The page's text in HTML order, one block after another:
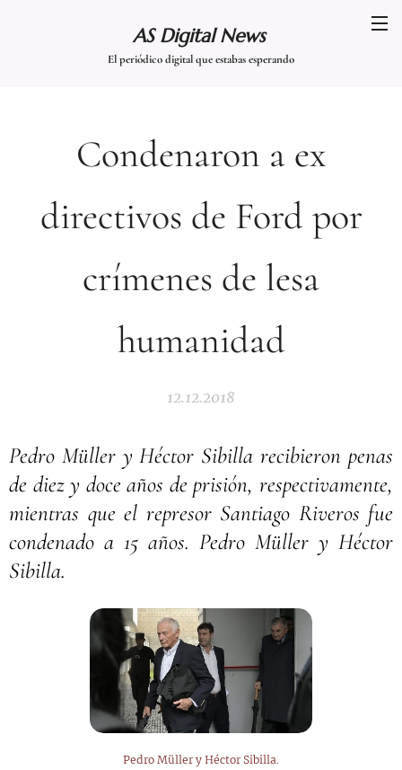
AS Digital News
El periódico digital que estabas esperando
Condenaron a ex
directivos de Ford por
crímenes de lesa
humanidad
12.12.2018
Pedro Müller y Héctor Sibilla recibieron penas
de diez y doce años de prisión, respectivamente,
mientras que el represor Santiago Riveros fue
condenado a 15 años. Pedro Müller y Héctor
Sibilla.
Pedro Müller y Héctor Sibilla.